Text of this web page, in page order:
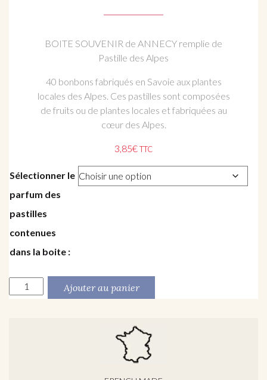
BOITE SOUVENIR de ANNECY remplie de
Pastille des Alpes
40 bonbons fabriqués en Savoie aux plantes
locales des Alpes. Ces pastilles sont composées
de fruits ou de plantes locales et fabriquées au
cœur des Alpes.
3,85€TTC
Sélectionner le
parfum des
pastilles
contenues
dans la boite :
ANNECY - Boite Métal Souvenir - Parfum à choisir quantity
Ajouter au panier